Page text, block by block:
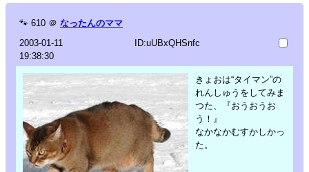
🐾 610 ＠ なったんのママ
2003-01-11
19:38:30
ID:uUBxQHSnfc
きょおは“タイマン”の
れんしゅうをしてみま
つた、『おうおうお
う！』
なかなかむすかしかっ
た。